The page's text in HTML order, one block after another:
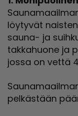
löytyvät
sauna- ja
takkahuone ja
jossa on vettä
pelkästään